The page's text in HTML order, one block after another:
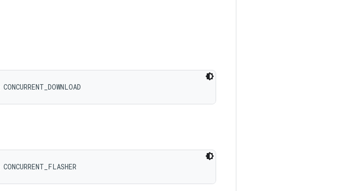
CONCURRENT_DOWNLOAD
CONCURRENT_FLASHER